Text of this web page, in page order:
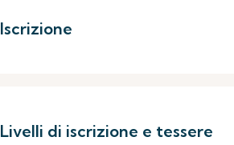
Iscrizione
Livelli di iscrizione e tessere